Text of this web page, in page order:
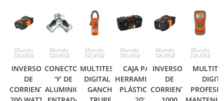
Mundo
TRUPER
INVERSOR
DE
CORRIENTE
Mundo
TRUPER
CONECTOR
‘Y’ DE
ALUMINIO,
Mundo
TRUPER
MULTITESTER
DIGITAL DE
GANCHO
Mundo
TRUPER
CAJA PARA
HERRAMIENTA,
PLÁSTICA DE
Mundo
TRUPER
INVERSOR
DE
CORRIENTE
Mundo
TRUPER